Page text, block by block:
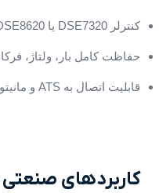
کنترلر DSE7320 یا DSE8620
حفاظت کامل بار، ولتاژ،
قابلیت اتصال به ATS و مانیتورینگ
کاربردهای صنعتی دیزل